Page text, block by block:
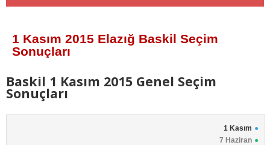
1 Kasım 2015 Elazığ Baskil Seçim
Sonuçları
Baskil 1 Kasım 2015 Genel Seçim
Sonuçları
1 Kasım
7 Haziran